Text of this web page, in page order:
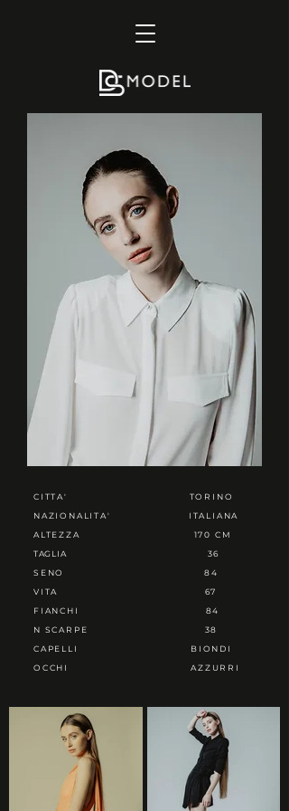
CITTA'
NAZIONALITA'
ALTEZZA
TAGLIA
SENO
VITA
FIANCHI
N SCARPE
CAPELLI
OCCHI
TORINO
ITALIANA
170 CM
36
84
67
84
38
BIONDI
AZZURRI